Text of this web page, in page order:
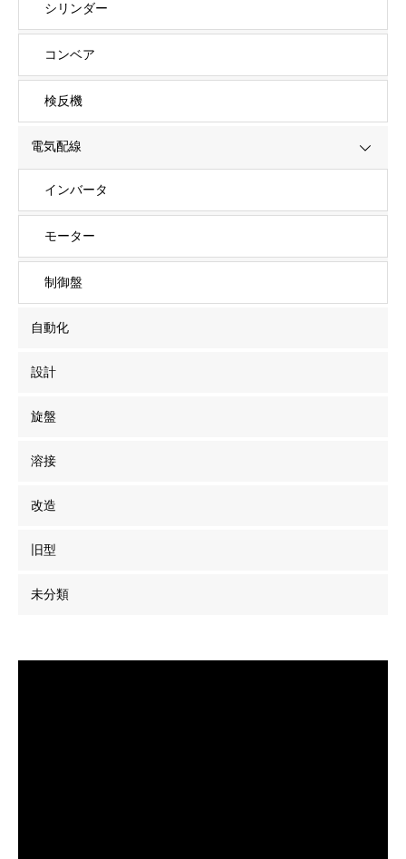
シリンダー
コンベア
検反機
電気配線
インバータ
モーター
制御盤
自動化
設計
旋盤
溶接
改造
旧型
未分類